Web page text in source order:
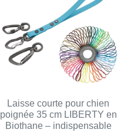
Laisse courte pour chien
poignée 35 cm LIBERTY en
Biothane – indispensable